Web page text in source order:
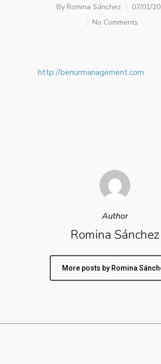
By Romina Sánchez
07/01/
No Comments
http://benurmanagement.com
Author
Romina Sánchez
More posts by Romina